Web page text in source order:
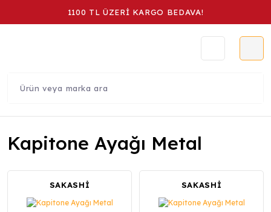
1100 TL ÜZERİ KARGO BEDAVA!
Kapitone Ayağı Metal
SAKASHİ SAKASHİ